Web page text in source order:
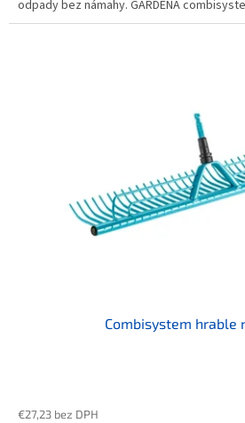
odpady bez námahy. GARDENA
Combisystem hrable
€27,23 bez DPH